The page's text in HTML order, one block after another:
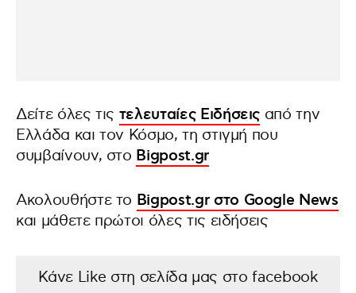
Δείτε όλες τις τελευταίες Ειδήσεις από την
Ελλάδα και τον Κόσμο, τη στιγμή που
συμβαίνουν, στο Bigpost.gr
Ακολουθήστε το Bigpost.gr στο Google News
και μάθετε πρώτοι όλες τις ειδήσεις
Κάνε Like στη σελίδα μας στο facebook